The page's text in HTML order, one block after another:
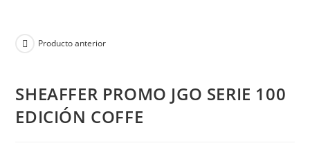
Producto anterior
SHEAFFER PROMO JGO SERIE 100
EDICIÓN COFFE